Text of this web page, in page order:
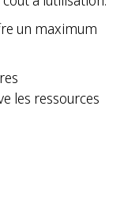
un maximum
les ressources